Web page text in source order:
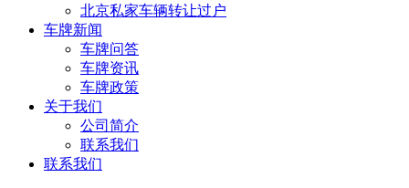
北京私家车辆转让过户
车牌新闻
车牌问答
车牌资讯
车牌政策
关于我们
公司简介
联系我们
联系我们